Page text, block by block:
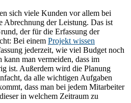
sich viele Kunden vor allem bei
Abrechnung der Leistung. Das ist
der für die Erfassung der
Bei einem Projekt wissen
jederzeit, wie viel Budget noch
man vermeiden, dass im
ist. Außerdem wird die Planung
da alle wichtigen Aufgaben
dass man bei jedem Mitarbeiter
in welchem Zeitraum zu